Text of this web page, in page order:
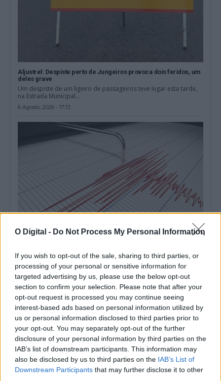
O Digital - Do Not Process My Personal Information
If you wish to opt-out of the sale, sharing to third parties, or
processing of your personal or sensitive information for
targeted advertising by us, please use the below opt-out
section to confirm your selection. Please note that after your
opt-out request is processed you may continue seeing
interest-based ads based on personal information utilized by
us or personal information disclosed to third parties prior to
your opt-out. You may separately opt-out of the further
disclosure of your personal information by third parties on the
IAB’s list of downstream participants. This information may
also be disclosed by us to third parties on the IAB’s List of
Downstream Participants that may further disclose it to other
Aljustrel: Despiste perto de Jungeiros provoca dois feridos, um
deles grave
Um despiste de um ligeiro de passageiros teve lugar esta tarde,
na Estrada Municipal...
6 Agosto, 2026 - 17:13
Sismo de magnitude 2,0 registado perto de Ferreira do Alentejo
Um sismo de magnitude 2,0 foi registado na manhã desta quinta-
feira, 6 de agosto,...
6 Agosto, 2026 - 17:08